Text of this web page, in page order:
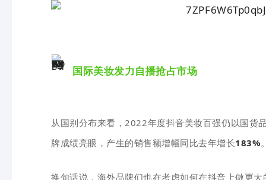
国际美妆发力自播抢占市场
从国别分布来看，2022年度抖音美妆百强仍以国货
牌成绩亮眼，产生的销售额增幅同比去年增长183%
换句话说，海外品牌们也在考虑如何在抖音上做更大